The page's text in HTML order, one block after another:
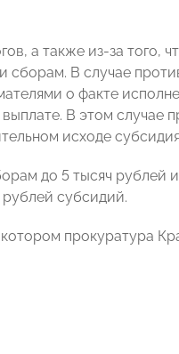
а также из-за того,
сборам. В случае
о факте
В этом случае
исходе
до 5 тысяч рублей
рублей субсидий.
прокуратура